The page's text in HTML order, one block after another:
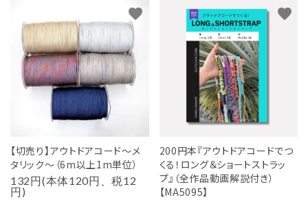
【切売り】アウトドアコード～メ
タリック～（6m以上1m単位）
132円(本体120円、税12
円)
favorite
200円本『アウトドアコードでつ
くる！ロング＆ショートストラッ
プ』（全作品動画解説付き）
【MA5095】
favorite